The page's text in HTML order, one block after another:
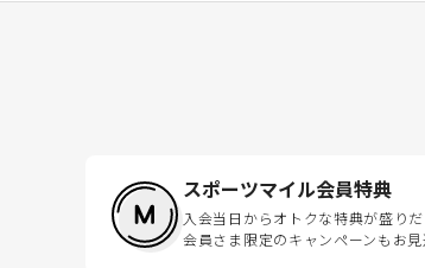
スポーツマイル会員特典
入会当日からオトクな特典が盛りだ
会員さま限定のキャンペーンもお見